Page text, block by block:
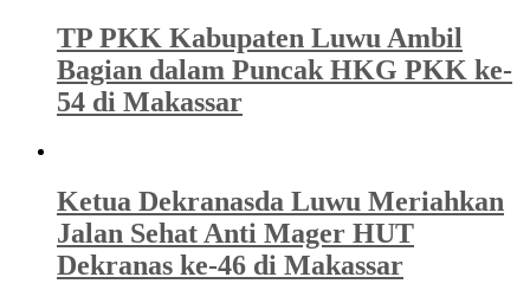
TP PKK Kabupaten Luwu Ambil
Bagian dalam Puncak HKG PKK ke-
54 di Makassar
Ketua Dekranasda Luwu Meriahkan
Jalan Sehat Anti Mager HUT
Dekranas ke-46 di Makassar